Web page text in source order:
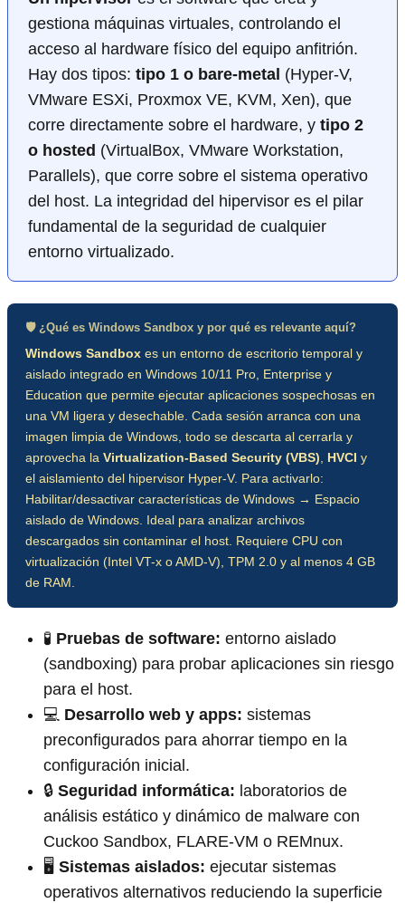
gestiona máquinas virtuales, controlando el
acceso al hardware físico del equipo anfitrión.
Hay dos tipos: tipo 1 o bare-metal (Hyper-V,
VMware ESXi, Proxmox VE, KVM, Xen), que
corre directamente sobre el hardware, y tipo 2
o hosted (VirtualBox, VMware Workstation,
Parallels), que corre sobre el sistema operativo
del host. La integridad del hipervisor es el pilar
fundamental de la seguridad de cualquier
entorno virtualizado.
🛡️ ¿Qué es Windows Sandbox y por qué es relevante aquí?
Windows Sandbox es un entorno de escritorio temporal y
aislado integrado en Windows 10/11 Pro, Enterprise y
Education que permite ejecutar aplicaciones sospechosas en
una VM ligera y desechable. Cada sesión arranca con una
imagen limpia de Windows, todo se descarta al cerrarla y
aprovecha la Virtualization-Based Security (VBS), HVCI y
el aislamiento del hipervisor Hyper-V. Para activarlo:
Habilitar/desactivar características de Windows → Espacio
aislado de Windows. Ideal para analizar archivos
descargados sin contaminar el host. Requiere CPU con
virtualización (Intel VT-x o AMD-V), TPM 2.0 y al menos 4 GB
de RAM.
🧪 Pruebas de software: entorno aislado
(sandboxing) para probar aplicaciones sin riesgo
para el host.
💻 Desarrollo web y apps: sistemas
preconfigurados para ahorrar tiempo en la
configuración inicial.
🔒 Seguridad informática: laboratorios de
análisis estático y dinámico de malware con
Cuckoo Sandbox, FLARE-VM o REMnux.
🖥️ Sistemas aislados: ejecutar sistemas
operativos alternativos reduciendo la superficie